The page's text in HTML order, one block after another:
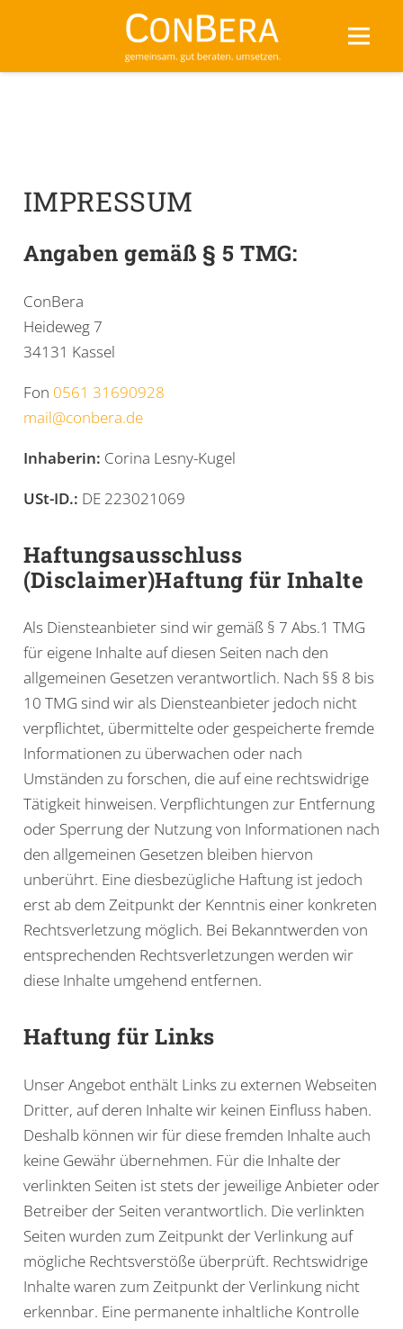
IMPRESSUM
Angaben gemäß § 5 TMG:
ConBera
Heideweg 7
34131 Kassel
Fon 0561 31690928
mail@conbera.de
Inhaberin: Corina Lesny-Kugel
USt-ID.: DE 223021069
Haftungsausschluss
(Disclaimer)Haftung für Inhalte
Als Diensteanbieter sind wir gemäß § 7 Abs.1 TMG
für eigene Inhalte auf diesen Seiten nach den
allgemeinen Gesetzen verantwortlich. Nach §§ 8 bis
10 TMG sind wir als Diensteanbieter jedoch nicht
verpflichtet, übermittelte oder gespeicherte fremde
Informationen zu überwachen oder nach
Umständen zu forschen, die auf eine rechtswidrige
Tätigkeit hinweisen. Verpflichtungen zur Entfernung
oder Sperrung der Nutzung von Informationen nach
den allgemeinen Gesetzen bleiben hiervon
unberührt. Eine diesbezügliche Haftung ist jedoch
erst ab dem Zeitpunkt der Kenntnis einer konkreten
Rechtsverletzung möglich. Bei Bekanntwerden von
entsprechenden Rechtsverletzungen werden wir
diese Inhalte umgehend entfernen.
Haftung für Links
Unser Angebot enthält Links zu externen Webseiten
Dritter, auf deren Inhalte wir keinen Einfluss haben.
Deshalb können wir für diese fremden Inhalte auch
keine Gewähr übernehmen. Für die Inhalte der
verlinkten Seiten ist stets der jeweilige Anbieter oder
Betreiber der Seiten verantwortlich. Die verlinkten
Seiten wurden zum Zeitpunkt der Verlinkung auf
mögliche Rechtsverstöße überprüft. Rechtswidrige
Inhalte waren zum Zeitpunkt der Verlinkung nicht
erkennbar. Eine permanente inhaltliche Kontrolle